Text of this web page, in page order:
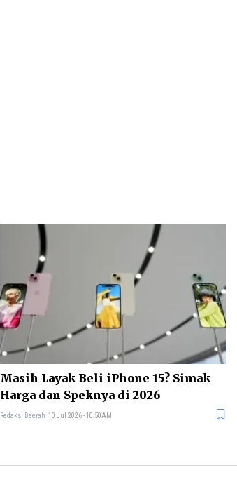
Masih Layak Beli iPhone 15? Simak
Harga dan Speknya di 2026
Redaksi Daerah 10 Jul 2026 - 10:50AM